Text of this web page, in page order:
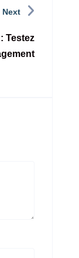
Next
Testez